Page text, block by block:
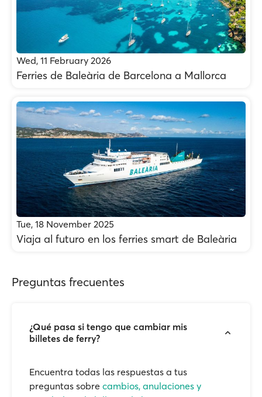
Wed, 11 February 2026
Ferries de Baleària de Barcelona a Mallorca
Tue, 18 November 2025
Viaja al futuro en los ferries smart de Baleària
Preguntas frecuentes
¿Qué pasa si tengo que cambiar mis
billetes de ferry?
Encuentra todas las respuestas a tus
preguntas sobre cambios, anulaciones y